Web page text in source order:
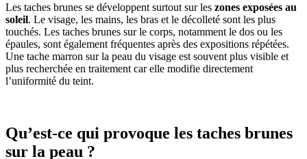
Les taches brunes se développent surtout sur les zones exposées au
soleil. Le visage, les mains, les bras et le décolleté sont les plus
touchés. Les taches brunes sur le corps, notamment le dos ou les
épaules, sont également fréquentes après des expositions répétées.
Une tache marron sur la peau du visage est souvent plus visible et
plus recherchée en traitement car elle modifie directement
l’uniformité du teint.
Qu’est-ce qui provoque les taches brunes
sur la peau ?